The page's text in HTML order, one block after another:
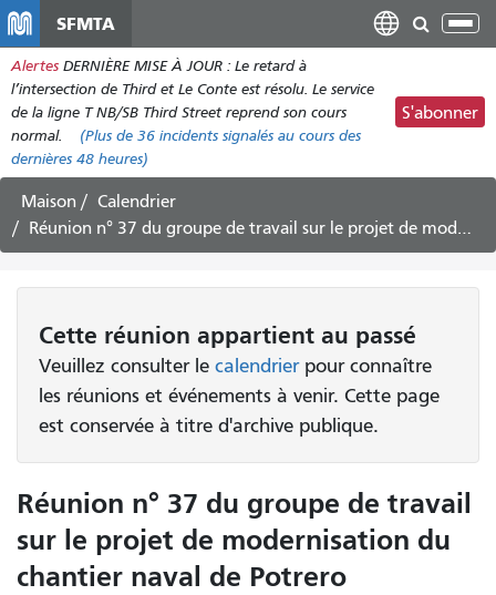
contenu
principal
SFMTA
Alertes DERNIÈRE MISE À JOUR : Le retard à
l’intersection de Third et Le Conte est résolu. Le service
de la ligne T NB/SB Third Street reprend son cours
normal.
(Plus de 36 incidents signalés au cours des
dernières 48 heures)
S'abonner
Maison
Calendrier
Réunion n° 37 du groupe de travail sur le projet de modernisation du chantier naval de Potrero
Cette réunion appartient au passé
Veuillez consulter le calendrierpour connaître
les réunions et événements à venir. Cette page
est conservée à titre d'archive publique.
Réunion n° 37 du groupe de travail
sur le projet de modernisation du
chantier naval de Potrero